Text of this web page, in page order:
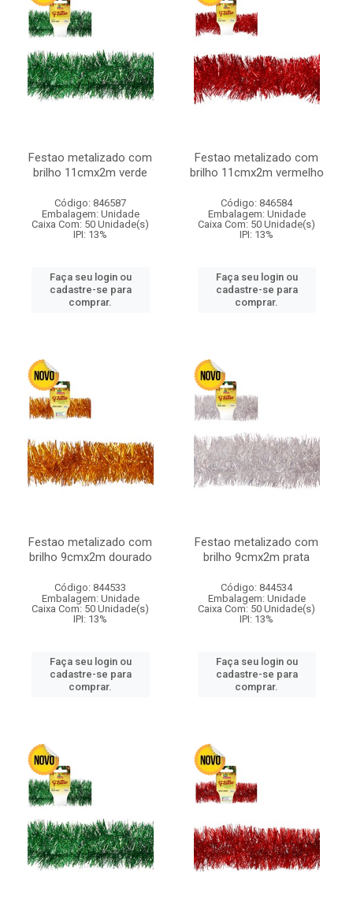
Festao metalizado com
brilho 11cmx2m verde
Código: 846587
Embalagem: Unidade
Caixa Com: 50 Unidade(s)
IPI: 13%
Faça seu login ou
cadastre-se para
comprar.
Festao metalizado com
brilho 11cmx2m vermelho
Código: 846584
Embalagem: Unidade
Caixa Com: 50 Unidade(s)
IPI: 13%
Faça seu login ou
cadastre-se para
comprar.
Festao metalizado com
brilho 9cmx2m dourado
Código: 844533
Embalagem: Unidade
Caixa Com: 50 Unidade(s)
IPI: 13%
Faça seu login ou
cadastre-se para
comprar.
Festao metalizado com
brilho 9cmx2m prata
Código: 844534
Embalagem: Unidade
Caixa Com: 50 Unidade(s)
IPI: 13%
Faça seu login ou
cadastre-se para
comprar.